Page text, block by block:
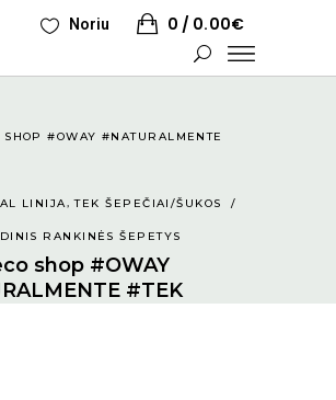
Noriu 0 0.00€
#OWAY #NATURALMENTE
LINIJA,TEK ŠEPEČIAI/ŠUKOS /
RANKINĖS ŠEPETYS
shop #OWAY
#TEK